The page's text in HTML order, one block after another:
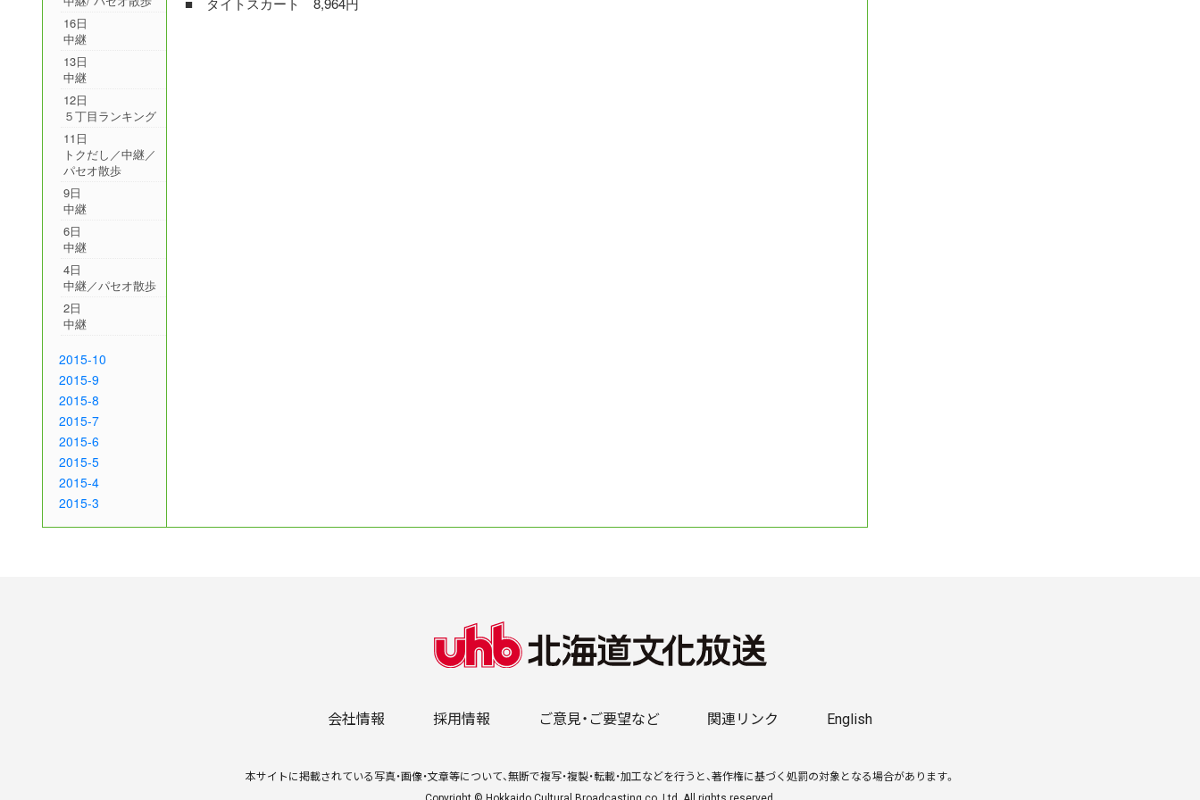
16日
中継
13日
中継
12日
５丁目ランキング
11日
トクだし／中継／
パセオ散歩
9日
中継
6日
中継
4日
中継／パセオ散歩
2日
中継
2015-10
2015-9
2015-8
2015-7
2015-6
2015-5
2015-4
2015-3
会社情報 採用情報 ご意見・ご要望など 関連リンク English
本サイトに掲載されている写真・画像・文章等について、無断で複写・複製・転載・加工などを行うと、著作権に基づく処罰の対象となる場合があります。